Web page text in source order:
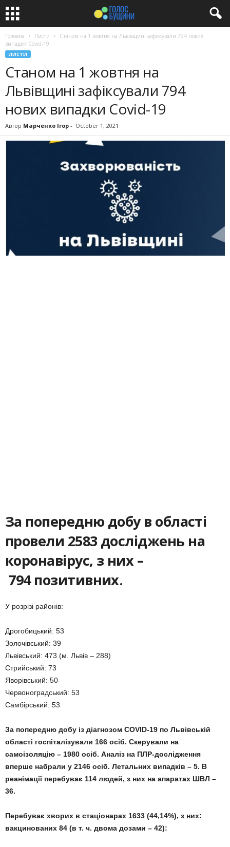
Головна Листи
Станом на 1 жовтня на Львівщині зафіксували 794 нових
випадки Covid-19
ЛИСТИ
Станом на 1 жовтня на
Львівщині зафіксували 794
нових випадки Covid-19
Автор Марченко Ігор - October 1, 2021
За попередню добу в області
провели 2583 досліджень на
коронавірус, з них –
794позитивних.
У розрізі районів:
Дрогобицький: 53
Золочівський: 39
Львівський: 473 (м. Львів – 288)
Стрийський: 73
Яворівський: 50
Червоноградський: 53
Самбірський: 53
За попередню добу із діагнозом COVID-19 по Львівській
області госпіталізували 166 осіб. Скерували на
самоізоляцію – 1980 осіб. Аналіз на ПЛР-дослідження
вперше набрали у 2146 осіб. Летальних випадків – 5. В
реанімації перебуває 114 людей, з них на апаратах ШВЛ –
36.
Перебуває хворих в стаціонарах 1633 (44,14%), з них:
вакцинованих 84 (в т. ч. двома дозами – 42):